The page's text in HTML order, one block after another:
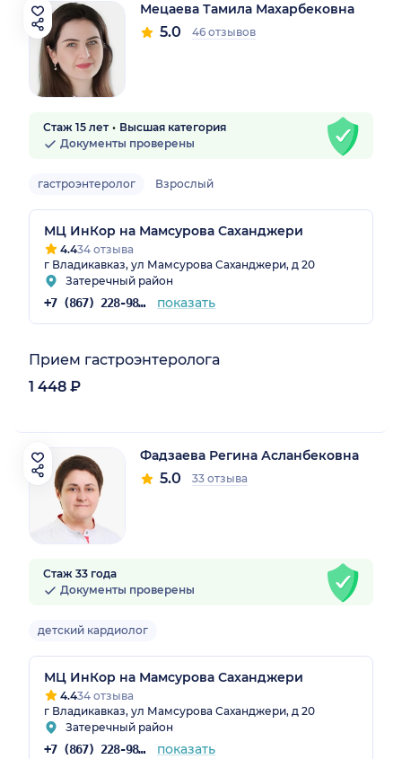
Мецаева Тамила Махарбековна
5.0 46 отзывов
Стаж 15 лет
Высшая категория
Документы проверены
гастроэнтеролог Взрослый
МЦ ИнКор на Мамсурова Саханджери
4.434 отзыва
г Владикавказ, ул Мамсурова Саханджери, д 20
Затеречный район
+7 (867) 228-98-88 показать
Прием гастроэнтеролога
1 448 ₽
Фадзаева Регина Асланбековна
5.0 33 отзыва
Стаж 33 года
Документы проверены
детский кардиолог
МЦ ИнКор на Мамсурова Саханджери
4.434 отзыва
г Владикавказ, ул Мамсурова Саханджери, д 20
Затеречный район
+7 (867) 228-98-88 показать